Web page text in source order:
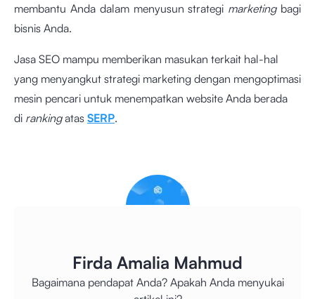
membantu Anda dalam menyusun strategi marketingbagi
bisnis Anda.
Jasa SEO mampu memberikan masukan terkait hal-hal
yang menyangkut strategi marketing dengan mengoptimasi
mesin pencari untuk menempatkan website Anda berada
di rankingatas SERP.
Firda Amalia Mahmud
Bagaimana pendapat Anda? Apakah Anda menyukai